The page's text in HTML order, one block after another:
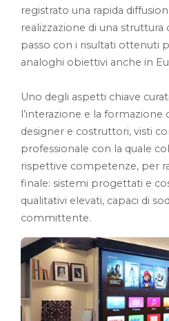
registrato una rapida
realizzazione di una struttura
passo con i risultati ottenuti
analoghi obiettivi anche in
Uno degli aspetti chiave
l’interazione e la
designer e costruttori, visti
professionale con la quale
rispettive competenze, per
finale: sistemi progettati e
qualitativi elevati, capaci di
committente.